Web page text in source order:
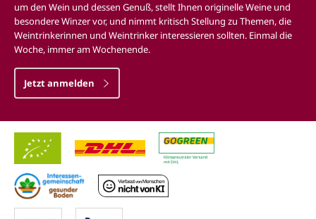
um den Wein und dessen Genuß, stellt Ihnen originelle Weine und
besondere Winzer vor, und nimmt kritisch Stellung zu Themen, die
Weintrinkerinnen und Weintrinker interessieren sollten. Einmal die
Woche, immer am Wochenende.
Jetzt anmelden